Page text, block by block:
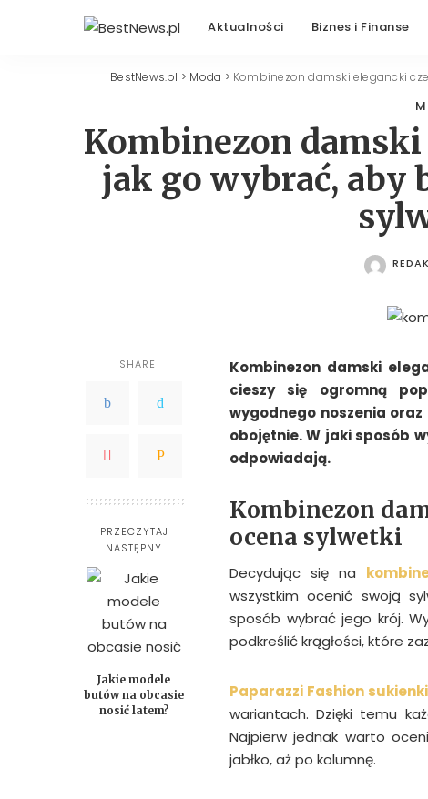
Aktualności Biznes i Finanse
BestNews.pl > Moda > Kombinezon damski elegancki
Kombinezon
jak go wybrać, aby
SHARE
PRZECZYTAJ
NASTĘPNY
Jakie modele
butów na obcasie
nosić latem?
Kombinezon damski
cieszy się ogromną
wygodnego noszenia
obojętnie. W jaki sposób
odpowiadają.
Kombinezon
ocena sylwetki
Decydując się na
wszystkim ocenić swoją
sposób wybrać jego krój.
podkreślić krągłości, które
Paparazzi Fashion sukienki
wariantach. Dzięki temu
Najpierw jednak warto
jabłko, aż po kolumnę.